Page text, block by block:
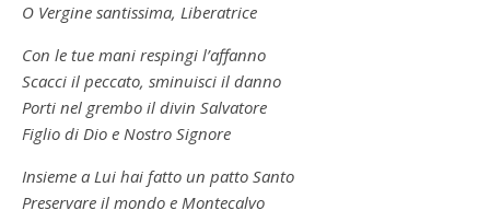
O Vergine santissima, Liberatrice
Con le tue mani respingi l’affanno
Scacci il peccato, sminuisci il danno
Porti nel grembo il divin Salvatore
Figlio di Dio e Nostro Signore
Insieme a Lui hai fatto un patto Santo
Preservare il mondo e Montecalvo